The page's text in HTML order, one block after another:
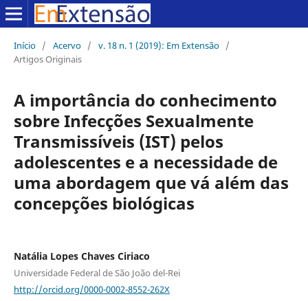
Início / Acervo / v. 18 n. 1 (2019): Em Extensão /
Artigos Originais
A importância do conhecimento
sobre Infecções Sexualmente
Transmissíveis (IST) pelos
adolescentes e a necessidade de
uma abordagem que vá além das
concepções biológicas
Natália Lopes Chaves Ciriaco
Universidade Federal de São João del-Rei
http://orcid.org/0000-0002-8552-262X